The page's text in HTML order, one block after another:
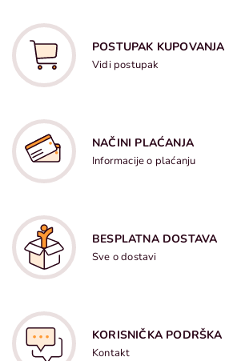
POSTUPAK KUPOVANJA
Vidi postupak
NAČINI PLAĆANJA
Informacije o plaćanju
BESPLATNA DOSTAVA
Sve o dostavi
KORISNIČKA PODRŠKA
Kontakt